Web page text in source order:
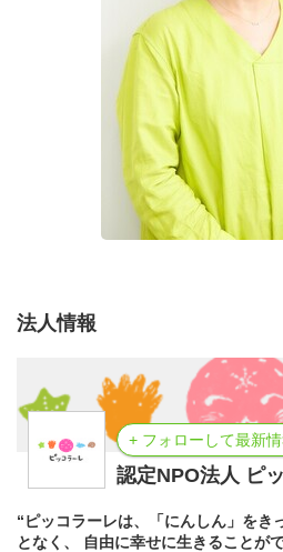
法人情報
+ フォローして最新
認定NPO法人 ピ
“ピッコラーレは、「にんしん」をき
となく、 自由に幸せに生きることが